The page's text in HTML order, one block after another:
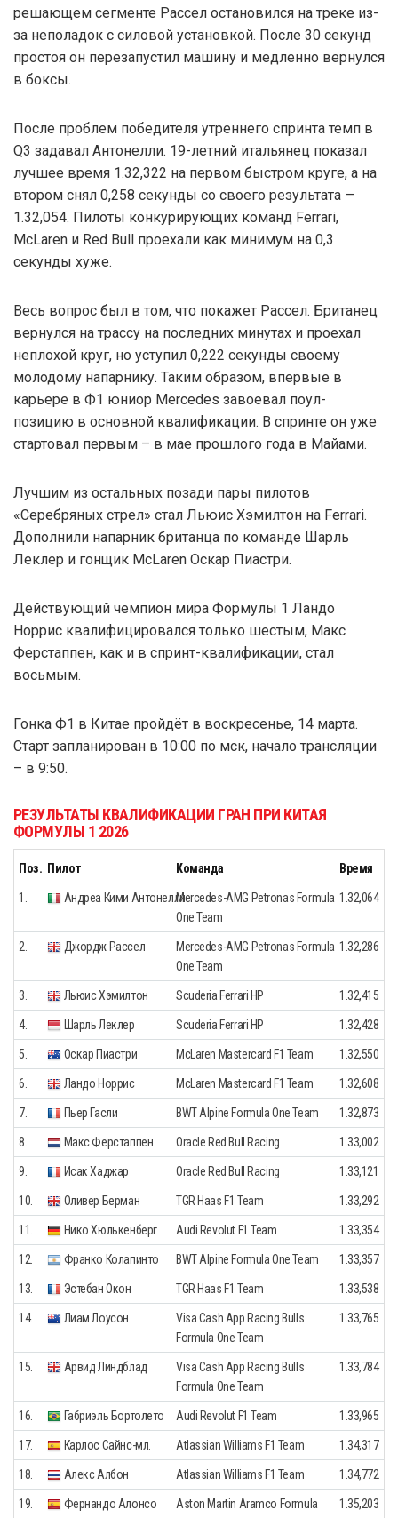
решающем сегменте Рассел остановился на треке из-
за неполадок с силовой установкой. После 30 секунд
простоя он перезапустил машину и медленно вернулся
в боксы.
После проблем победителя утреннего спринта темп в
Q3 задавал Антонелли. 19-летний итальянец показал
лучшее время 1.32,322 на первом быстром круге, а на
втором снял 0,258 секунды со своего результата —
1.32,054. Пилоты конкурирующих команд Ferrari,
McLaren и Red Bull проехали как минимум на 0,3
секунды хуже.
Весь вопрос был в том, что покажет Рассел. Британец
вернулся на трассу на последних минутах и проехал
неплохой круг, но уступил 0,222 секунды своему
молодому напарнику. Таким образом, впервые в
карьере в Ф1 юниор Mercedes завоевал поул-
позицию в основной квалификации. В спринте он уже
стартовал первым – в мае прошлого года в Майами.
Лучшим из остальных позади пары пилотов
«Серебряных стрел» стал Льюис Хэмилтон на Ferrari.
Дополнили напарник британца по команде Шарль
Леклер и гонщик McLaren Оскар Пиастри.
Действующий чемпион мира Формулы 1 Ландо
Норрис квалифицировался только шестым, Макс
Ферстаппен, как и в спринт-квалификации, стал
восьмым.
Гонка Ф1 в Китае пройдёт в воскресенье, 14 марта.
Старт запланирован в 10:00 по мск, начало трансляции
– в 9:50.
РЕЗУЛЬТАТЫ КВАЛИФИКАЦИИ ГРАН ПРИ КИТАЯ
ФОРМУЛЫ 1 2026
Поз. Пилот Команда Время
1. Андреа Кими АнтонеллиMercedes-AMG Petronas Formula
One Team
1.32,064
2. Джордж Рассел
Mercedes-AMG Petronas Formula
One Team
1.32,286
3. Льюис Хэмилтон Scuderia Ferrari HP 1.32,415
4. Шарль Леклер Scuderia Ferrari HP 1.32,428
5. Оскар Пиастри McLaren Mastercard F1 Team 1.32,550
6. Ландо Норрис McLaren Mastercard F1 Team 1.32,608
7. Пьер Гасли BWT Alpine Formula One Team 1.32,873
8. Макс Ферстаппен Oracle Red Bull Racing 1.33,002
9. Исак Хаджар Oracle Red Bull Racing 1.33,121
10. Оливер Берман TGR Haas F1 Team 1.33,292
11. Нико Хюлькенберг Audi Revolut F1 Team 1.33,354
12. Франко Колапинто BWT Alpine Formula One Team 1.33,357
13. Эстебан Окон TGR Haas F1 Team 1.33,538
14. Лиам Лоусон
Visa Cash App Racing Bulls
Formula One Team
1.33,765
15. Арвид Линдблад
Visa Cash App Racing Bulls
Formula One Team
1.33,784
16. Габриэль Бортолето Audi Revolut F1 Team 1.33,965
17. Карлос Сайнс-мл. Atlassian Williams F1 Team 1.34,317
18. Алекс Албон Atlassian Williams F1 Team 1.34,772
19. Фернандо Алонсо
Aston Martin Aramco Formula
1.35,203